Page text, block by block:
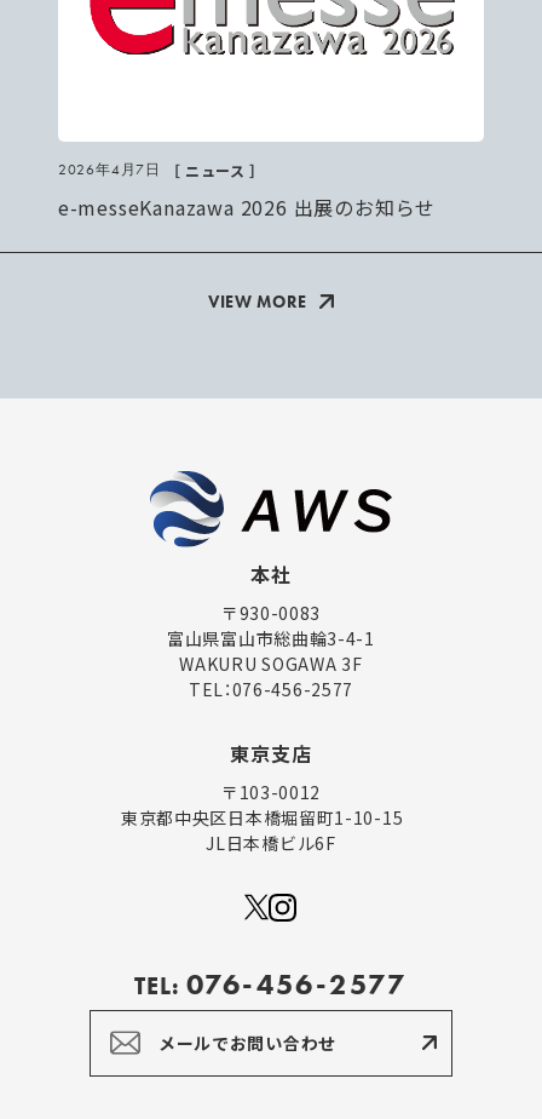
2026年4月7日 ［ ニュース ］
e-messeKanazawa 2026 出展のお知らせ
VIEW MORE
本社
〒930-0083
富山県富山市総曲輪3-4-1
WAKURU SOGAWA 3F
TEL：076-456-2577
東京支店
〒103-0012
東京都中央区日本橋堀留町1-10-15
JL日本橋ビル6F
TEL: 076-456-2577
メールでお問い合わせ